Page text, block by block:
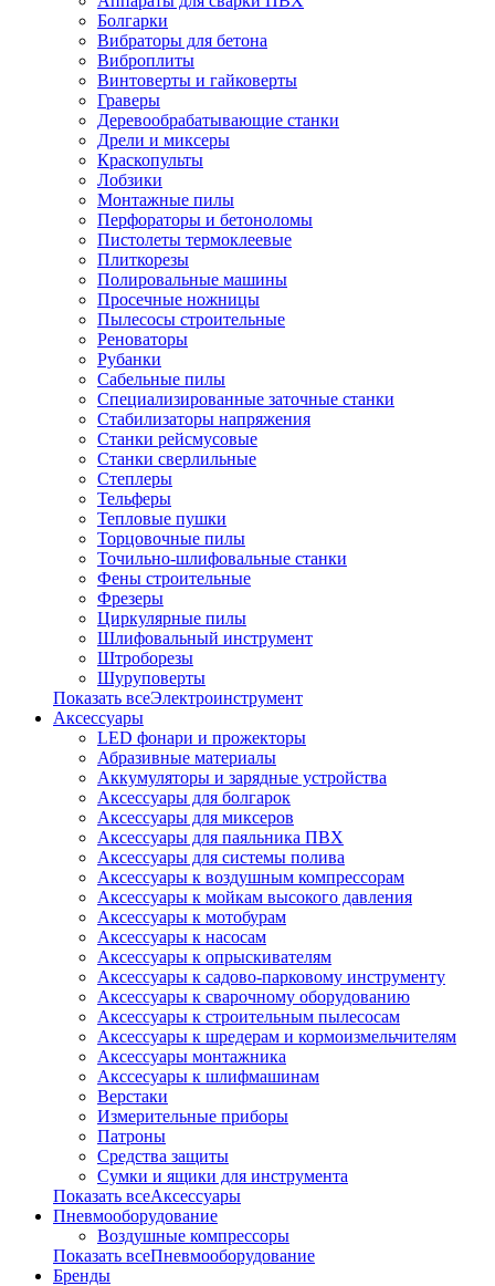
Болгарки
Вибраторы для бетона
Виброплиты
Винтоверты и гайковерты
Граверы
Деревообрабатывающие станки
Дрели и миксеры
Краскопульты
Лобзики
Монтажные пилы
Перфораторы и бетоноломы
Пистолеты термоклеевые
Плиткорезы
Полировальные машины
Просечные ножницы
Пылесосы строительные
Реноваторы
Рубанки
Сабельные пилы
Специализированные заточные станки
Стабилизаторы напряжения
Станки рейсмусовые
Станки сверлильные
Степлеры
Тельферы
Тепловые пушки
Торцовочные пилы
Точильно-шлифовальные станки
Фены строительные
Фрезеры
Циркулярные пилы
Шлифовальный инструмент
Штроборезы
Шуруповерты
Показать всеЭлектроинструмент
Аксессуары
LED фонари и прожекторы
Абразивные материалы
Аккумуляторы и зарядные устройства
Аксессуары для болгарок
Аксессуары для миксеров
Аксессуары для паяльника ПВХ
Аксессуары для системы полива
Аксессуары к воздушным компрессорам
Аксессуары к мойкам высокого давления
Аксессуары к мотобурам
Аксессуары к насосам
Аксессуары к опрыскивателям
Аксессуары к садово-парковому инструменту
Аксессуары к сварочному оборудованию
Аксессуары к строительным пылесосам
Аксессуары к шредерам и кормоизмельчителям
Аксессуары монтажника
Акссесуары к шлифмашинам
Верстаки
Измерительные приборы
Патроны
Средства защиты
Сумки и ящики для инструмента
Показать всеАксессуары
Пневмооборудование
Воздушные компрессоры
Показать всеПневмооборудование
Бренды